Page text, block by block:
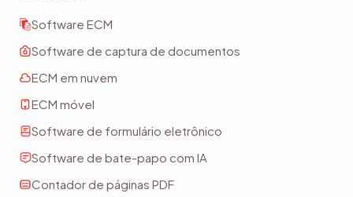
Software ECM
Software de captura de documentos
ECM em nuvem
ECM móvel
Software de formulário eletrônico
Software de bate-papo com IA
Contador de páginas PDF